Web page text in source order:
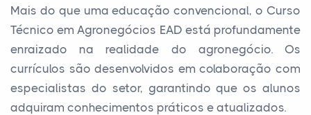
Mais do que uma educação convencional, o Curso
Técnico em Agronegócios EAD está profundamente
enraizado na realidade do agronegócio. Os
currículos são desenvolvidos em colaboração com
especialistas do setor, garantindo que os alunos
adquiram conhecimentos práticos e atualizados.